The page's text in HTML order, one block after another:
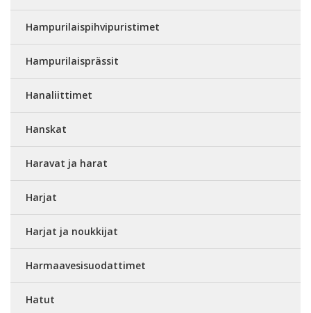
Hampurilaispihvipuristimet
Hampurilaisprässit
Hanaliittimet
Hanskat
Haravat ja harat
Harjat
Harjat ja noukkijat
Harmaavesisuodattimet
Hatut